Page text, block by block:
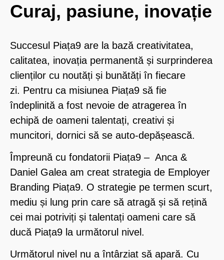
Curaj, pasiune, inovație
Succesul Piața9 are la bază creativitatea,
calitatea, inovația permanentă și surprinderea
clienților cu noutăți și bunătăți în fiecare
zi. Pentru ca misiunea Piața9 să fie
îndeplinită a fost nevoie de atragerea în
echipă de oameni talentați, creativi și
muncitori, dornici să se auto-depășească.
Împreună cu fondatorii Piața9 – Anca &
Daniel Galea am creat strategia de Employer
Branding Piața9. O strategie pe termen scurt,
mediu și lung prin care să atragă și să rețină
cei mai potriviți și talentați oameni care să
ducă Piața9 la următorul nivel.
Următorul nivel nu a întârziat să apară. Cu